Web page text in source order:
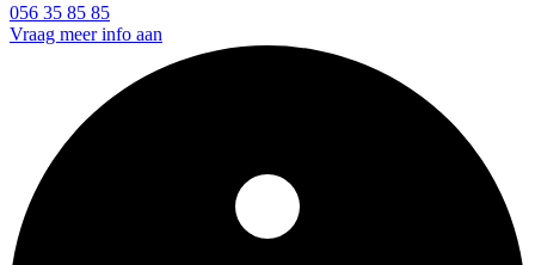
056 35 85 85
Vraag meer info aan